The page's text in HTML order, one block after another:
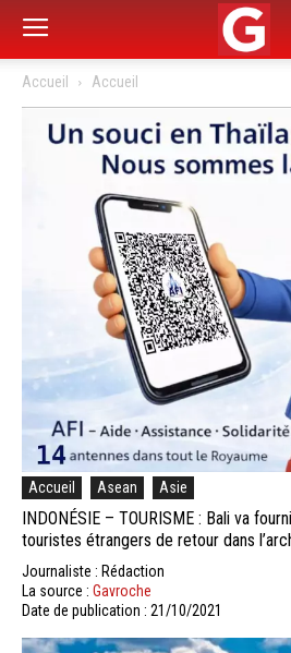
Accueil Accueil
Accueil Asean Asie
INDONÉSIE – TOURISME : Bali va
touristes étrangers de retour dans
Journaliste : Rédaction
La source : Gavroche
Date de publication : 21/10/2021